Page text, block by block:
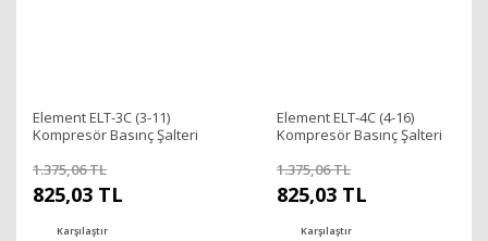
Element ELT-3C (3-11)
Kompresör Basınç Şalteri
1.375,06 TL
825,03 TL
Karşılaştır
Element ELT-4C (4-16)
Kompresör Basınç Şalteri
1.375,06 TL
825,03 TL
Karşılaştır